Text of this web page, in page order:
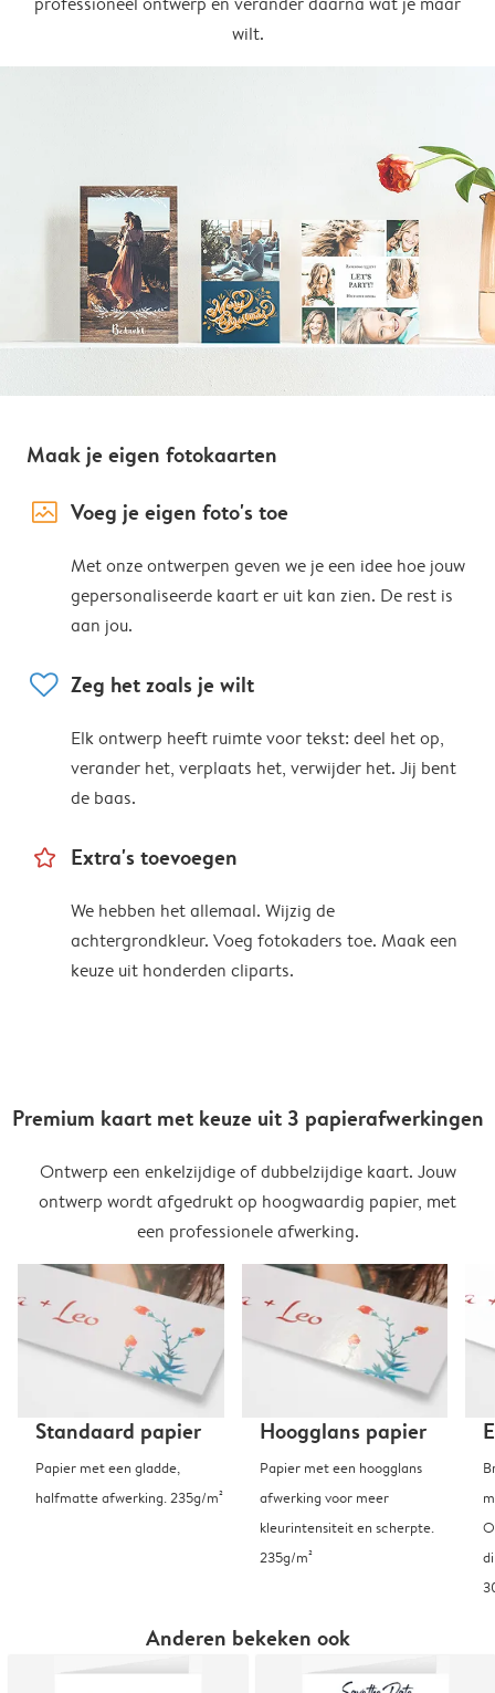
wilt.
Maak je eigen fotokaarten
image_placeholder Voeg je eigen foto's toe
Met onze ontwerpen geven we je een idee hoe jouw
gepersonaliseerde kaart er uit kan zien. De rest is
aan jou.
heart Zeg het zoals je wilt
Elk ontwerp heeft ruimte voor tekst: deel het op,
verander het, verplaats het, verwijder het. Jij bent
de baas.
star_outline Extra's toevoegen
We hebben het allemaal. Wijzig de
achtergrondkleur. Voeg fotokaders toe. Maak een
keuze uit honderden cliparts.
Premium kaart met keuze uit 3 papierafwerkingen
Ontwerp een enkelzijdige of dubbelzijdige kaart. Jouw
ontwerp wordt afgedrukt op hoogwaardig papier, met
een professionele afwerking.
Standaard papier
Papier met een gladde,
halfmatte afwerking. 235g/m²
Hoogglans papier
Papier met een hoogglans
afwerking voor meer
kleurintensiteit en scherpte.
235g/m²
Anderen bekeken ook